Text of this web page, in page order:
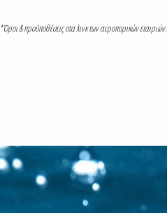
*Όροι & προϋποθέσεις στα λινκ των αεροπορικών εταιριών.